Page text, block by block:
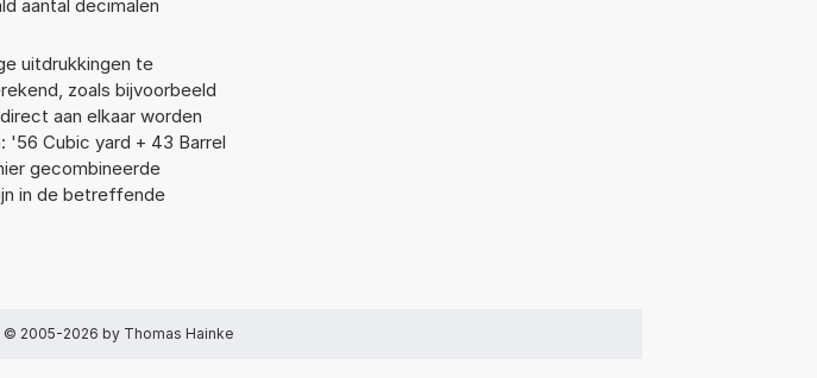
aantal decimalen
uitdrukkingen te
zoals bijvoorbeeld
aan elkaar worden
'56 Cubic yard + 43 Barrel
gecombineerde
in de betreffende
© 2005-2026 by Thomas Hainke